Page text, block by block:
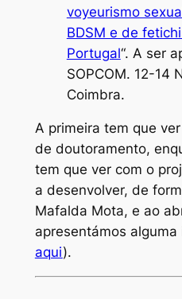
voyeurismo
BDSM e de
Portugal“. A ser
SOPCOM. 12-14
Coimbra.
A primeira tem que
de doutoramento,
tem que ver com o
a desenvolver, de
Mafalda Mota, e ao
apresentámos
aqui).